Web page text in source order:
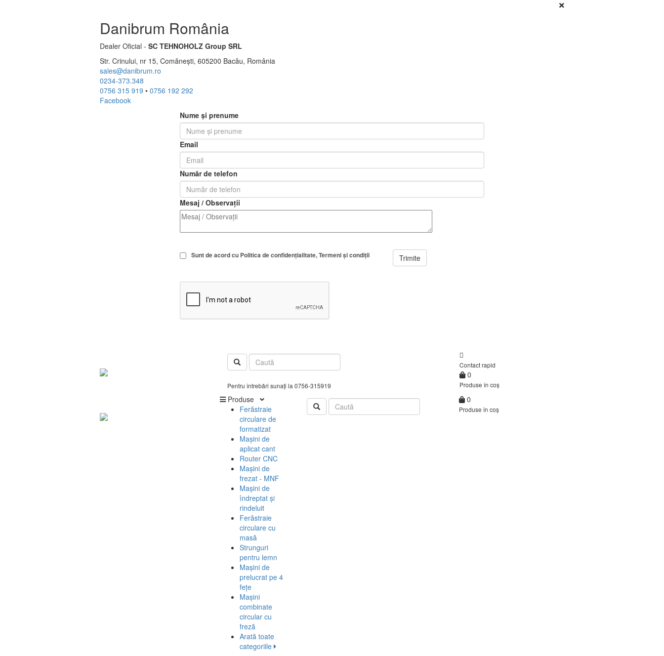
Danibrum România
Dealer Oficial - SC TEHNOHOLZ Group SRL
Str. Crinului, nr 15, Comănești, 605200 Bacău, România
sales@danibrum.ro
0234-373.348
0756 315 919 • 0756 192 292
Facebook
Nume și prenume
Email
Număr de telefon
Mesaj / Observații
Sunt de acord cu Politica de confidenţialitate Termeni şi condiţii Trimite
Pentru întrebări sunați la 0756-315919
Contact rapid
0
Produse în coș
Produse
Ferăstraie
circulare de
formatizat
Mașini de
aplicat cant
Router CNC
Mașini de
frezat - MNF
Mașini de
îndreptat și
rindeluit
Ferăstraie
circulare cu
masă
Strunguri
pentru lemn
Mașini de
prelucrat pe 4
fețe
Mașini
combinate
circular cu
freză
Arată toate
categoriile
0
Produse în coș